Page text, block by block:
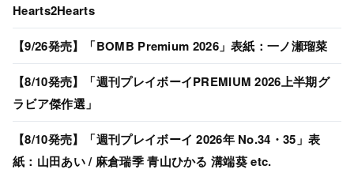
Hearts2Hearts
【9/26発売】「BOMB Premium 2026」表紙：一ノ瀬瑠菜
【8/10発売】「週刊プレイボーイPREMIUM 2026上半期グ
ラビア傑作選」
【8/10発売】「週刊プレイボーイ 2026年 No.34・35」表
紙：山田あい / 麻倉瑞季 青山ひかる 溝端葵 etc.